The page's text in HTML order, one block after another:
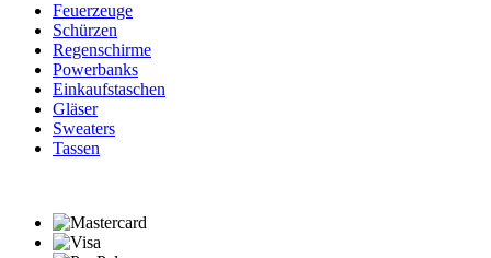
Feuerzeuge
Schürzen
Regenschirme
Powerbanks
Einkaufstaschen
Gläser
Sweaters
Tassen